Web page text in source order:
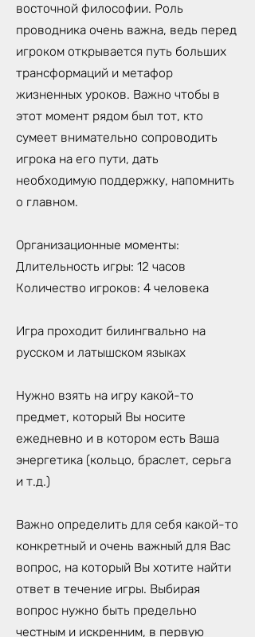
восточной философии. Роль
проводника очень важна, ведь перед
игроком открывается путь больших
трансформаций и метафор
жизненных уроков. Важно чтобы в
этот момент рядом был тот, кто
сумеет внимательно сопроводить
игрока на его пути, дать
необходимую поддержку, напомнить
о главном.
Организационные моменты:
Длительность игры: 12 часов
Количество игроков: 4 человека
Игра проходит билингвально на
русском и латышском языках
Нужно взять на игру какой-то
предмет, который Вы носите
ежедневно и в котором есть Ваша
энергетика (кольцо, браслет, серьга
и т.д.)
Важно определить для себя какой-то
конкретный и очень важный для Вас
вопрос, на который Вы хотите найти
ответ в течение игры. Выбирая
вопрос нужно быть предельно
честным и искренним, в первую